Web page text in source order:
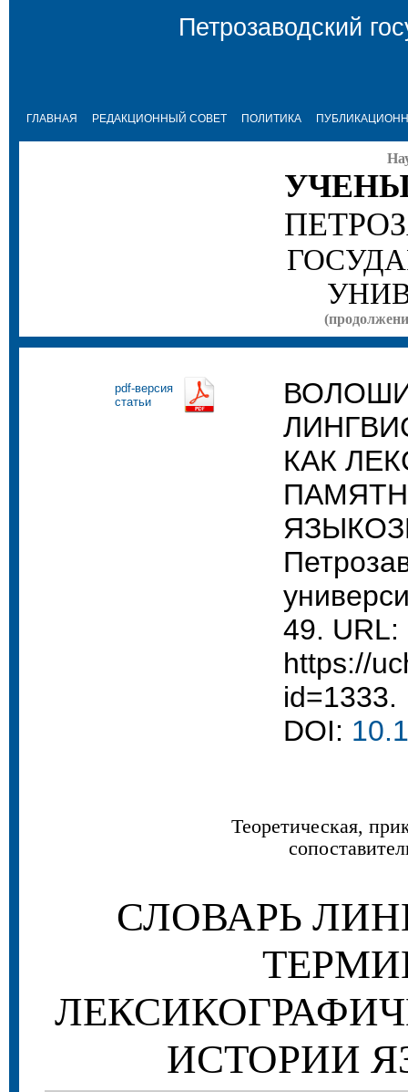
Петрозаводский
ГЛАВНАЯ РЕДАКЦИОННЫЙ СОВЕТ ПОЛИТИКА
pdf-версия
статьи
КАК
49. URL:
https://
id=1333.
DOI:
Теоретическая,
СЛОВАРЬ
ИСТОРИИ